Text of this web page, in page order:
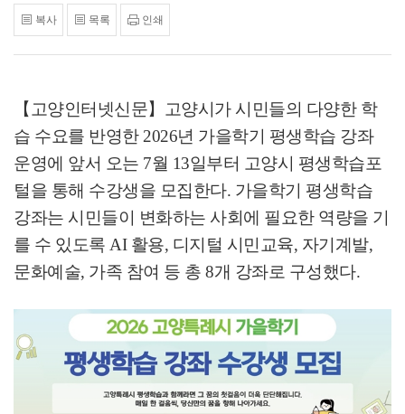
복사 목록 인쇄
【고양인터넷신문】
고양시가 시민들의 다양한 학
습 수요를 반영한 2026년 가을학기 평생학습 강좌
운영에 앞서 오는 7월 13일부터 고양시 평생학습포
털을 통해 수강생을 모집한다. 가을학기 평생학습
강좌는 시민들이 변화하는 사회에 필요한 역량을 기
를 수 있도록 AI 활용, 디지털 시민교육, 자기계발,
문화예술, 가족 참여 등 총 8개 강좌로 구성했다.